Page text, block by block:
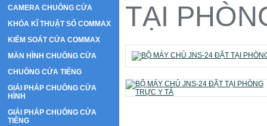
CAMERA CHUÔNG CỬA
KHÓA KĨ THUẬT SỐ COMMAX
KIỂM SOÁT CỬA COMMAX
MÀN HÌNH CHUÔNG CỬA
CHUÔNG CỬA TIẾNG
GIẢI PHÁP CHUÔNG CỬA
HÌNH
GIẢI PHÁP CHUÔNG CỬA
TIẾNG
TẠI